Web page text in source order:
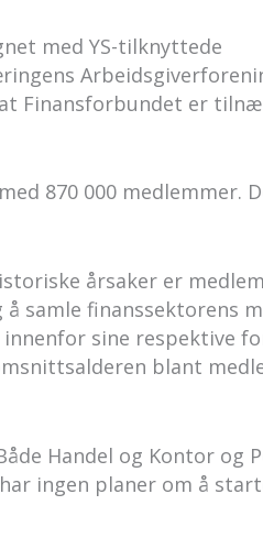
med YS-tilknyttede
Finansforbundet er
870 000 medlemmer.
årsaker er
samle finanssektorens
sine respektive
blant
Handel og Kontor og
ingen planer om å